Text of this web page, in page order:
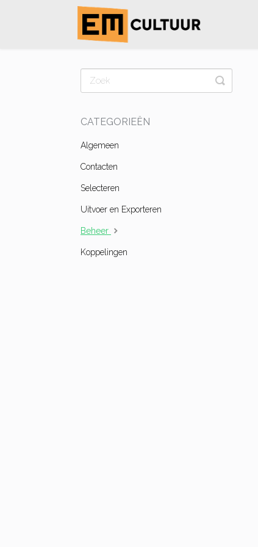
Toggle
Search
CATEGORIEËN
Algemeen
Contacten
Selecteren
Uitvoer en Exporteren
Beheer
Koppelingen